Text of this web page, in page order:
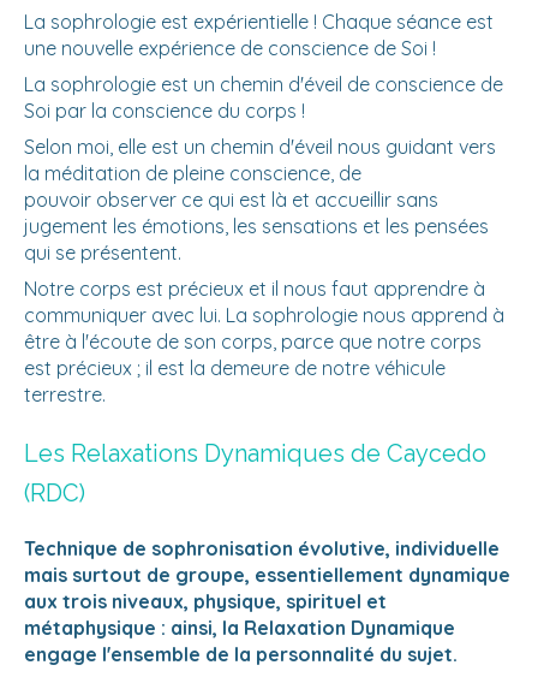
La sophrologie est expérientielle ! Chaque séance est
une nouvelle expérience de conscience de Soi !
La sophrologie est un chemin d'éveil de conscience de
Soi par la conscience du corps !
Selon moi, elle est un chemin d'éveil nous guidant vers
la méditation de pleine conscience, de
pouvoir observer ce qui est là et accueillir sans
jugement les émotions, les sensations et les pensées
qui se présentent.
Notre corps est précieux et il nous faut apprendre à
communiquer avec lui. La sophrologie nous apprend à
être à l'écoute de son corps, parce que notre corps
est précieux ; il est la demeure de notre véhicule
terrestre.
Les Relaxations Dynamiques de Caycedo
(RDC)
Technique de sophronisation évolutive, individuelle
mais surtout de groupe, essentiellement dynamique
aux trois niveaux, physique, spirituel et
métaphysique : ainsi, la Relaxation Dynamique
engage l'ensemble de la personnalité du sujet.